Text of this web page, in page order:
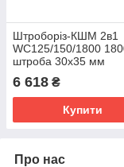
Штроборіз-КШМ 2в1
WC125/150/1800
штроба 30х35 мм
професійний
6 618 ₴
Купити
Про нас